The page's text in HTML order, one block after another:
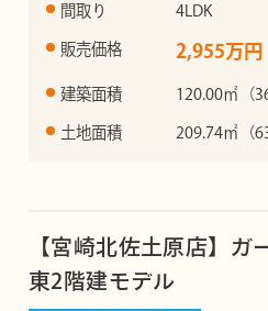
間取り 4LDK
販売価格 2,955万円
建築面積 120.00㎡（
土地面積 209.74㎡（
【宮崎北佐土原店】ガ
東2階建モデル